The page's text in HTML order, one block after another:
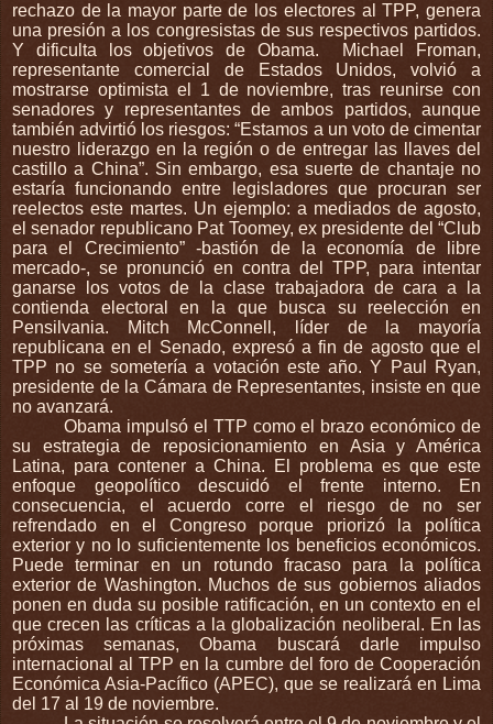
rechazo de la mayor parte de los electores al TPP, genera
una presión a los congresistas de sus respectivos partidos.
Y dificulta los objetivos de Obama.
Michael Froman,
representante comercial de Estados Unidos, volvió a
mostrarse optimista el 1 de noviembre, tras reunirse con
senadores y representantes de ambos partidos, aunque
también advirtió los riesgos: “Estamos a un voto de cimentar
nuestro liderazgo en la región o de entregar las llaves del
castillo a China”. Sin embargo, esa suerte de chantaje no
estaría funcionando entre legisladores que procuran ser
reelectos este martes. Un ejemplo: a mediados de agosto,
el senador republicano Pat Toomey, ex presidente del “Club
para el Crecimiento” -bastión de la economía de libre
mercado-, se pronunció en contra del TPP, para intentar
ganarse los votos de la clase trabajadora de cara a la
contienda electoral en la que busca su reelección en
Pensilvania. Mitch McConnell, líder de la mayoría
republicana en el Senado, expresó a fin de agosto que el
TPP no se sometería a votación este año. Y Paul Ryan,
presidente de la Cámara de Representantes, insiste en que
no avanzará.
Obama impulsó el TTP como el brazo económico de
su estrategia de reposicionamiento en Asia y América
Latina, para contener a China. El problema es que este
enfoque geopolítico descuidó el frente interno. En
consecuencia, el acuerdo corre el riesgo de no ser
refrendado en el Congreso porque priorizó la política
exterior y no lo suficientemente los beneficios económicos.
Puede terminar en un rotundo fracaso para la política
exterior de Washington. Muchos de sus gobiernos aliados
ponen en duda su posible ratificación, en un contexto en el
que crecen las críticas a la globalización neoliberal. En las
próximas semanas, Obama buscará darle impulso
internacional al TPP en la cumbre del foro de Cooperación
Económica Asia-Pacífico (APEC), que se realizará en Lima
del 17 al 19 de noviembre.